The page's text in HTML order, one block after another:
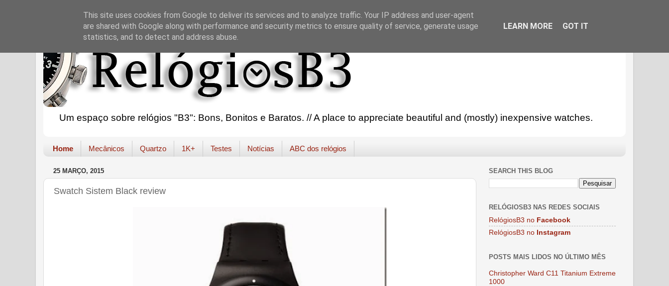
Um espaço sobre relógios "B3": Bons, Bonitos e Baratos. // A place to appreciate beautiful and (mostly) inexpensive watches.
Home Mecânicos Quartzo 1K+ Testes Notícias ABC dos relógios
25 MARÇO, 2015
Swatch Sistem Black review
SEARCH THIS BLOG
RELÓGIOSB3 NAS REDES SOCIAIS
RelógiosB3 no Facebook
RelógiosB3 no Instagram
POSTS MAIS LIDOS NO ÚLTIMO MÊS
Christopher Ward C11 Titanium Extreme
1000
This site uses cookies from Google to deliver its services and to analyze traffic. Your IP address and user-agent
are shared with Google along with performance and security metrics to ensure quality of service, generate usage
statistics, and to detect and address abuse.
LEARN MORE GOT IT